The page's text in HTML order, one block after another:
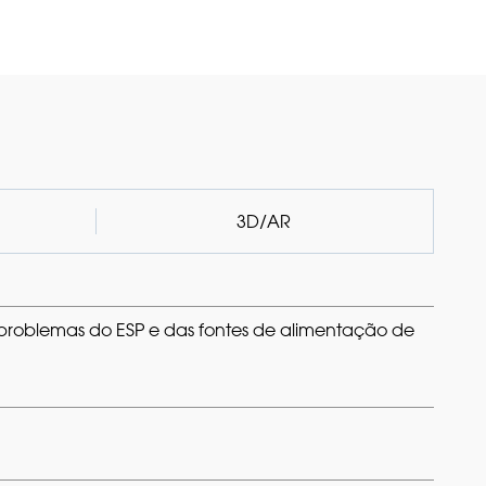
3D/AR
do ESP e das fontes de alimentação de